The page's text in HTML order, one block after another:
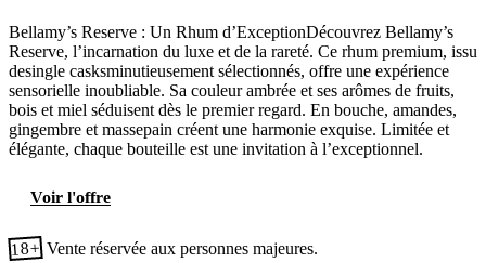
Bellamy’s Reserve : Un Rhum d’ExceptionDécouvrez Bellamy’s
Reserve, l’incarnation du luxe et de la rareté. Ce rhum premium, issu
desingle casksminutieusement sélectionnés, offre une expérience
sensorielle inoubliable. Sa couleur ambrée et ses arômes de fruits,
bois et miel séduisent dès le premier regard. En bouche, amandes,
gingembre et massepain créent une harmonie exquise. Limitée et
élégante, chaque bouteille est une invitation à l’exceptionnel.
Voir l'offre
18+ Vente réservée aux personnes majeures.